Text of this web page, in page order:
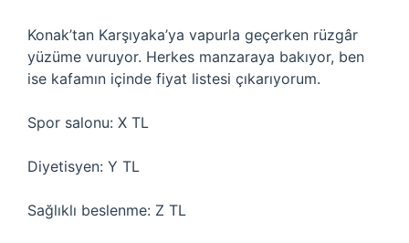
Konak’tan Karşıyaka’ya vapurla geçerken rüzgâr
yüzüme vuruyor. Herkes manzaraya bakıyor, ben
ise kafamın içinde fiyat listesi çıkarıyorum.
Spor salonu: X TL
Diyetisyen: Y TL
Sağlıklı beslenme: Z TL